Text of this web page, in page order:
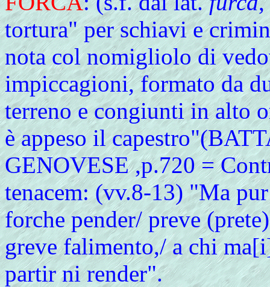
tortura" per schiavi e
nota col nomigliolo di
impiccagioni, formato da
terreno e congiunti in alto
è appeso il
GENOVESE ,p.720 =
tenacem: (vv.8-13) "Ma
forche pender/ preve
greve falimento,/ a chi
partir ni render".